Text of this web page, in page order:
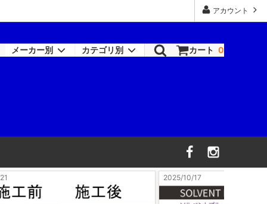
アカウント
カート 0
メーカー別
ワトコ
オーデュラ(アクサルタ)
カテゴリ別
2026/3/26